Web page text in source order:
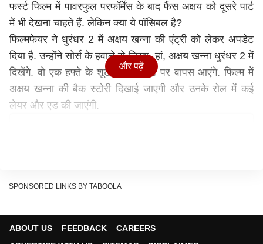
फर्स्ट फिल्म में पावरफुल परफॉर्मेंस के बाद फैंस अक्षय को दूसरे पार्ट
में भी देखना चाहते हैं. लेकिन क्या ये पॉसिबल है?
फिल्मफेयर ने धुरंधर 2 में अक्षय खन्ना की एंट्री को लेकर अपडेट
दिया है. उन्होंने सोर्स के हवाले से लिखा- हां, अक्षय खन्ना धुरंधर 2 में
दिखेंगे. वो एक हफ्ते के शूट के लिए सेट पर वापस आएंगे. फिल्म में
अक्षय खन्ना की बैक स्टोरी दिखाई जाएगी और उनके रोल में कई
लेयर और एड की जाएंगी.
और पढ़ें
SPONSORED LINKS BY TABOOLA
ABOUT US FEEDBACK
CAREERS